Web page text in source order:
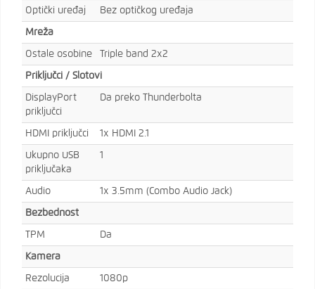
Optički uređaj Bez optičkog uređaja
Mreža
Ostale osobine Triple band 2x2
Priključci / Slotovi
DisplayPort
priključci
Da preko Thunderbolta
HDMI priključci 1x HDMI 2.1
Ukupno USB
priključaka
1
Audio 1x 3.5mm (Combo Audio Jack)
Bezbednost
TPM Da
Kamera
Rezolucija 1080p